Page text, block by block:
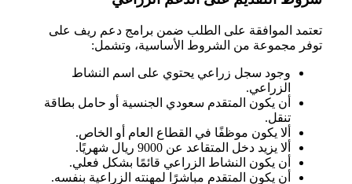
تعتمد الموافقة على الطلب ضمن برامج دعم ريف على
توفر مجموعة من الشروط الأساسية، وتشمل:
وجود سجل زراعي يحتوي على اسم النشاط
الزراعي.
أن يكون المتقدم سعودي الجنسية أو حامل بطاقة
تنقل.
ألا يكون موظفًا في القطاع العام أو الخاص.
ألا يزيد دخل المتقاعد عن 9000 ريال شهريًا.
أن يكون النشاط الزراعي قائمًا بشكل فعلي.
أن يكون المتقدم مباشرًا لمهنته الزراعية بنفسه.